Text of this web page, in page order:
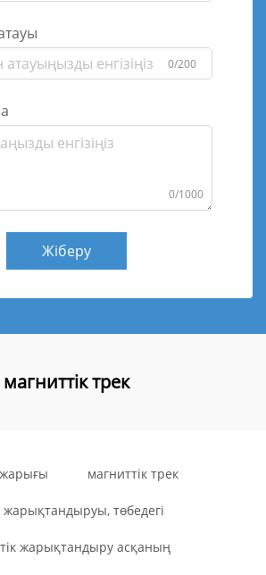
0/200
0/1000
Жіберу
магниттік трек
жарығы магниттік трек
жарықтандыруы, төбедегі
жарықтандыру асқаның